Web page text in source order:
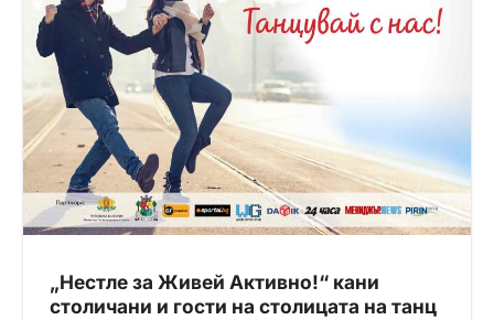
„Нестле за Живей Активно!“ кани
столичани и гости на столицата на танц